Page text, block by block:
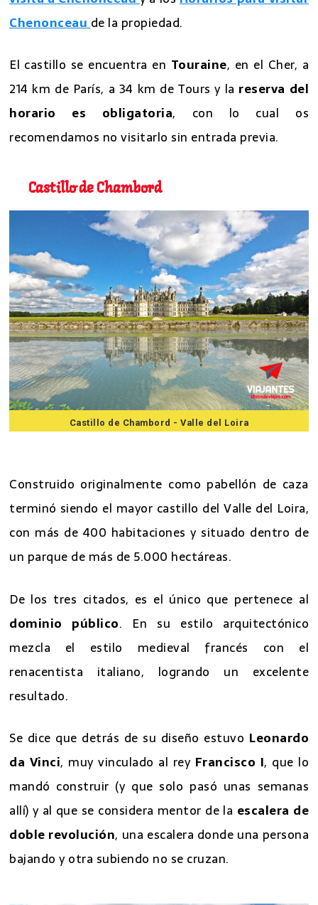
Chenonceaude la propiedad.
El castillo se encuentra en Touraine, en el Cher, a
214 km de París, a 34 km de Tours y la reserva del
horario es obligatoria, con lo cual os
recomendamos no visitarlo sin entrada previa.
Castillo de Chambord
Castillo de Chambord - Valle del Loira
Construido originalmente como pabellón de caza
terminó siendo el mayor castillo del Valle del Loira,
con más de 400 habitaciones y situado dentro de
un parque de más de 5.000 hectáreas.
De los tres citados, es el único que pertenece al
dominio público. En su estilo arquitectónico
mezcla el estilo medieval francés con el
renacentista italiano, logrando un excelente
resultado.
Se dice que detrás de su diseño estuvo Leonardo
da Vinci, muy vinculado al rey Francisco I, que lo
mandó construir (y que solo pasó unas semanas
allí) y al que se considera mentor de la escalera de
doble revolución, una escalera donde una persona
bajando y otra subiendo no se cruzan.